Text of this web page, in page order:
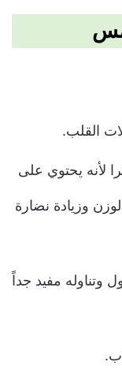
القلب.
لأنه يحتوي على
وزيادة نضارة
مفيد جداً